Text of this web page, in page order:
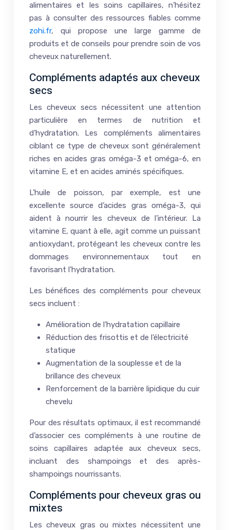
alimentaires et les soins capillaires, n’hésitez
pas à consulter des ressources fiables comme
zohi.fr, qui propose une large gamme de
produits et de conseils pour prendre soin de vos
cheveux naturellement.
Compléments adaptés aux cheveux
secs
Les cheveux secs nécessitent une attention
particulière en termes de nutrition et
d’hydratation. Les compléments alimentaires
ciblant ce type de cheveux sont généralement
riches en acides gras oméga-3 et oméga-6, en
vitamine E, et en acides aminés spécifiques.
L’huile de poisson, par exemple, est une
excellente source d’acides gras oméga-3, qui
aident à nourrir les cheveux de l’intérieur. La
vitamine E, quant à elle, agit comme un puissant
antioxydant, protégeant les cheveux contre les
dommages environnementaux tout en
favorisant l’hydratation.
Les bénéfices des compléments pour cheveux
secs incluent :
Amélioration de l’hydratation capillaire
Réduction des frisottis et de l’électricité
statique
Augmentation de la souplesse et de la
brillance des cheveux
Renforcement de la barrière lipidique du cuir
chevelu
Pour des résultats optimaux, il est recommandé
d’associer ces compléments à une routine de
soins capillaires adaptée aux cheveux secs,
incluant des shampoings et des après-
shampoings nourrissants.
Compléments pour cheveux gras ou
mixtes
Les cheveux gras ou mixtes nécessitent une